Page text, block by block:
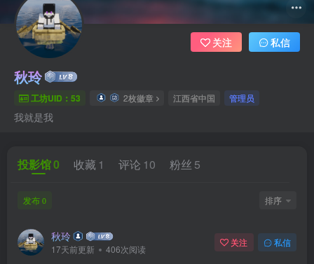
秋玲
工坊UID：53 2枚徽章 江西省中国 管理员
我就是我
关注 私信
投影馆0 收藏 1 评论 10 粉丝 5
发布 0 排序
秋玲
17天前更新 406次阅读
关注 私信